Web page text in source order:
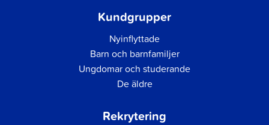
Kundgrupper
Nyinflyttade
Barn och barnfamiljer
Ungdomar och studerande
De äldre
Rekrytering